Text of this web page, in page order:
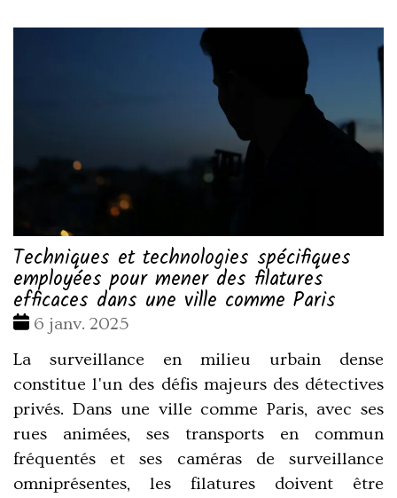
Techniques et technologies spécifiques
employées pour mener des filatures
efficaces dans une ville comme Paris
Date
6 janv. 2025
La surveillance en milieu urbain dense
constitue l'un des défis majeurs des détectives
privés. Dans une ville comme Paris, avec ses
rues animées, ses transports en commun
fréquentés et ses caméras de surveillance
omniprésentes, les filatures doivent être